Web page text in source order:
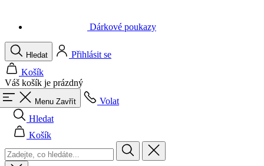
Váš košík je prázdný
Menu Zavřít
Volat
Hledat
Košík
Muži
Vše v kategorii Muži